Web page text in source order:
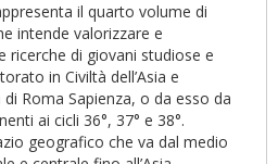
il quarto volume di
intende valorizzare e
ricerche di giovani studiose e
in Civiltà dell’Asia e
di Roma Sapienza, o da esso da
ai cicli 36°, 37° e 38°.
geografico che va dal medio